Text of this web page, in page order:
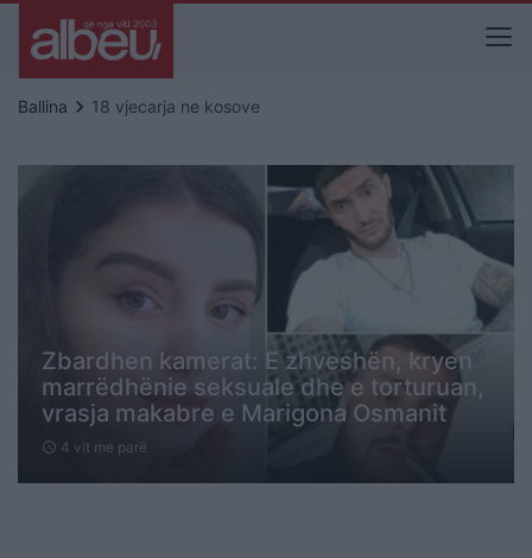
Ballina keyboard_arrow_right 18 vjecarja ne kosove
Zbardhen kamerat: E zhveshën, kryen
marrëdhënie seksuale dhe e torturuan,
vrasja makabre e Marigona Osmanit
schedule 4 vit me parë